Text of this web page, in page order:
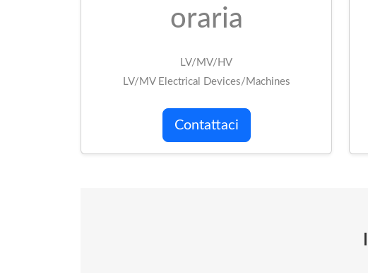
oraria
LV/MV/HV
LV/MV Electrical Devices/Machines
Contattaci